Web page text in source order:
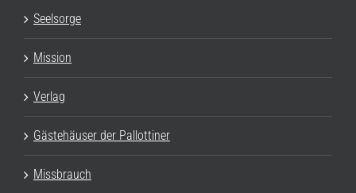
Seelsorge
Mission
Verlag
Gästehäuser der Pallottiner
Missbrauch